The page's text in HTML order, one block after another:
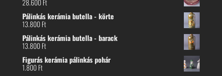
Pálinkás kerámia butella - körte
13.800Ft
Pálinkás kerámia butella - barack
13.800Ft
Figurás kerámia pálinkás pohár
1.800Ft